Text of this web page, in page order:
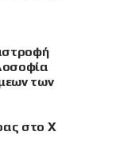
των
στο X